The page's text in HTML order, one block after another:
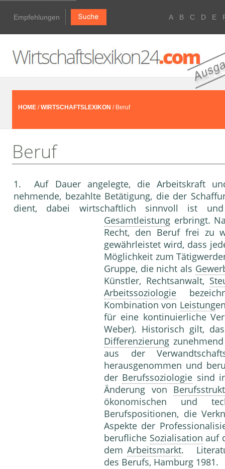
Empfehlungen A B C D E
HOME /WIRTSCHAFTSLEXIKON / Beruf
Beruf
1. Auf Dauer angelegte, die Arbeitskraft
nehmende, bezahlte Betätigung, die der
dient, dabei wirtschaftlich sinnvoll ist
Gesamtleistung erbringt.
Recht, den Beruf frei zu
gewährleistet wird, dass
Möglichkeit zum
Gruppe, die nicht als
Künstler, Rechtsanwalt,
Arbeitssoziologie
Kombination von Leistung
für eine kontinuierliche
Weber). Historisch gilt,
Differenzierung
aus der
herausgenommen und
der Berufssoziologie sind
Änderung von
ökonomischen und
Berufspositionen, die
Aspekte der
berufliche Sozialisation auf
demArbeitsmarkt.
des Berufs, Hamburg 1981.